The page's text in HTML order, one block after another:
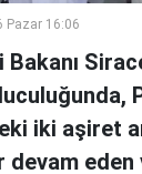
Pazar 16:06
iki aşiret
devam eden